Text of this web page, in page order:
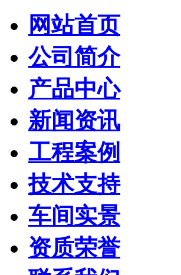
网站首页
公司简介
产品中心
新闻资讯
工程案例
技术支持
车间实景
资质荣誉